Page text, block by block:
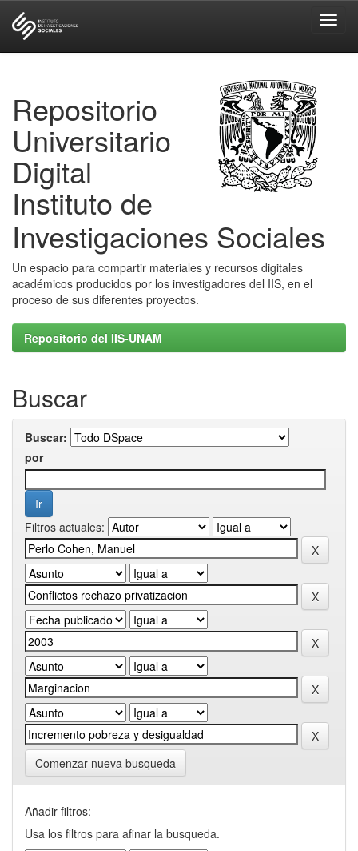
Repositorio
Universitario
Digital
Instituto de
Investigaciones Sociales
Un espacio para compartir materiales y recursos digitales
académicos producidos por los investigadores del IIS, en el
proceso de sus diferentes proyectos.
Repositorio del IIS-UNAM
Buscar
Buscar:
por
Filtros actuales:
Comenzar nueva busqueda
Añadir filtros:
Usa los filtros para afinar la busqueda.